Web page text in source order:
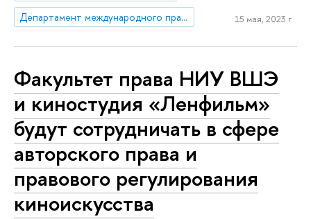
Департамент международного права
15 мая, 2023 г.
Факультет права НИУ ВШЭ
и киностудия «Ленфильм»
будут сотрудничать в сфере
авторского права и
правового регулирования
киноискусства